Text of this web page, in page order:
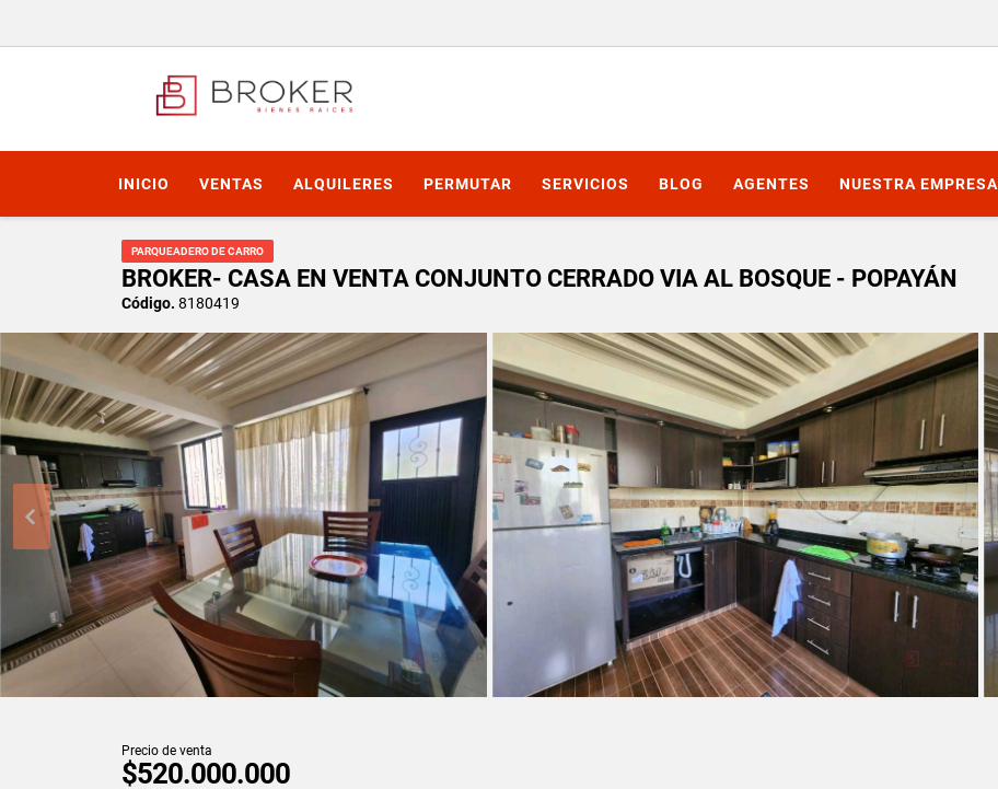
INICIO VENTAS ALQUILERES PERMUTAR SERVICIOS BLOG AGENTES NUESTRA EMPRESA
PARQUEADERO DE CARRO
BROKER- CASA EN VENTA CONJUNTO CERRADO VIA AL BOSQUE - POPAYÁN
Código. 8180419
Precio de venta
$520.000.000